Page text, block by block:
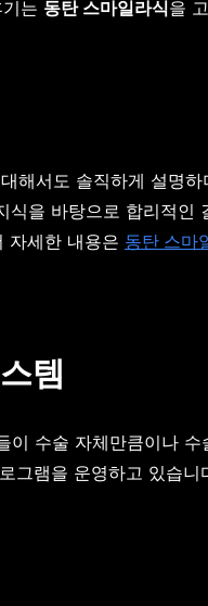
는 동탄 스마일라식을
해서도 솔직하게 설명
을 바탕으로 합리적인
자세한 내용은 동탄 스마
템
수술 자체만큼이나
그램을 운영하고 있습